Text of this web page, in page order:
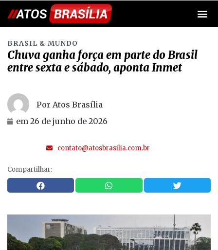
BRASIL & MUNDO
Chuva ganha força em parte do Brasil
entre sexta e sábado, aponta Inmet
Por Atos Brasília
em 26 de junho de 2026
contato@atosbrasilia.com.br
Compartilhar: